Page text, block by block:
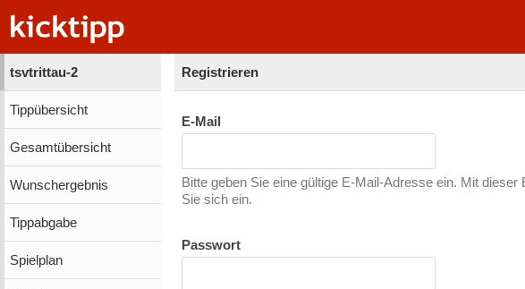
tsvtrittau-2
Tippübersicht
Gesamtübersicht
Wunschergebnis
Tippabgabe
Spielplan
Registrieren
E-Mail
Bitte geben Sie eine gültige E-Mail-Adresse ein. Mit dieser
Sie sich ein.
Passwort